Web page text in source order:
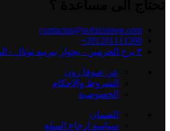
contactus@sofazoneeg.com
201201111260+
٣ برج الحرمين - بجوار بنزينه توتال - المريوطية -الهرم
عن صوفا زون
الشروط والاحكام
الخصوصية
الضمان
سياسة ارجاع السلع